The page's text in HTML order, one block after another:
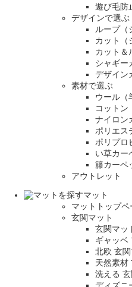
遊び毛防
デザインで選ぶ
ループ（
カット（
カット＆
シャギー
デザイン
素材で選ぶ
ウール（
コットン
ナイロン
ポリエス
ポリプロ
い草カー
籐カーペ
アウトレット
マット
マットトップペ
玄関マット
玄関マッ
ギャッベ
北欧 玄関
天然素材
洗える 玄